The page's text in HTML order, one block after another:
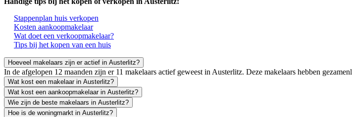
Stappenplan huis verkopen
Kosten aankoopmakelaar
Wat doet een verkoopmakelaar?
Tips bij het kopen van een huis
Hoeveel makelaars zijn er actief in Austerlitz?
In de afgelopen 12 maanden zijn er 11 makelaars actief geweest in Austerlitz. Deze makelaars hebben
Wat kost een makelaar in Austerlitz?
Wat kost een aankoopmakelaar in Austerlitz?
Wie zijn de beste makelaars in Austerlitz?
Hoe is de woningmarkt in Austerlitz?